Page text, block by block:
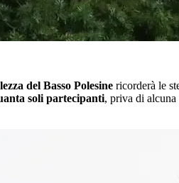
del Basso Polesine ricorderà le
soli partecipanti, priva di alcuna